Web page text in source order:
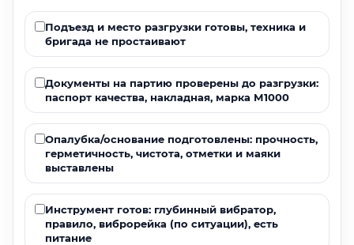
Подъезд и место разгрузки готовы, техника и
бригада не простаивают
Документы на партию проверены до разгрузки:
паспорт качества, накладная, марка М1000
Опалубка/основание подготовлены: прочность,
герметичность, чистота, отметки и маяки
выставлены
Инструмент готов: глубинный вибратор,
правило, виброрейка (по ситуации), есть
питание